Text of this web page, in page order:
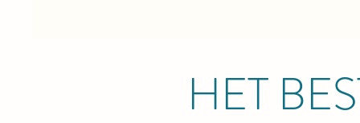
HET